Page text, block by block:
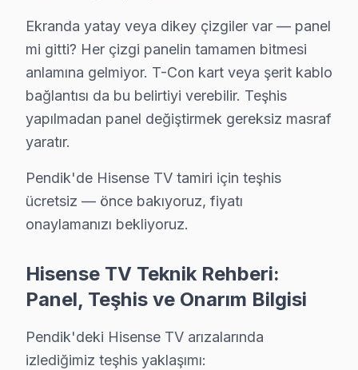
Pendik Hisense Fiyat Rehberi (2025):
• Pendik panel: 2.200 – 7.000 TL
• Pendik anakart: 600 – 1.800 TL
• Pendik güç kartı: 350 – 950 TL
• Pendik LED/backlight: 250 – 700 TL
Hisense TV Teknik Profil ve Servis Rehberi
Pendik'de Hisense LED TV Servis Rehberi: Panel,
1. Pendik'de ULED dimming arızasında her bölge
2. Pendik'de VIDAA platform sorunlarında USB
3. Pendik'de Hisense-Toshiba ortak platform: bazı
Pendik'de bu TV Panel Teknolojisi
Ekranda yatay veya dikey çizgiler var — panel
mi gitti? Her çizgi panelin tamamen bitmesi
anlamına gelmiyor. T-Con kart veya şerit kablo
bağlantısı da bu belirtiyi verebilir. Teşhis
yapılmadan panel değiştirmek gereksiz masraf
yaratır.
Pendik'de Hisense TV tamiri için teşhis
ücretsiz — önce bakıyoruz, fiyatı
onaylamanızı bekliyoruz.
Hisense TV Teknik Rehberi:
Panel, Teşhis ve Onarım Bilgisi
Pendik'deki Hisense TV arızalarında
izlediğimiz teşhis yaklaşımı: